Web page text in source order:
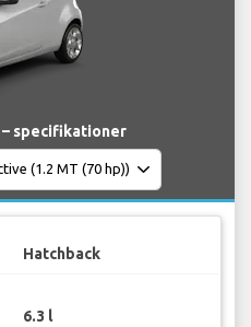
specifikationer
Hatchback
6.3 l